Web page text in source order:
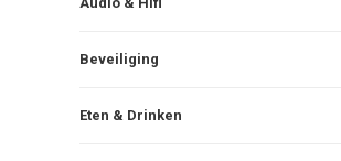
Beveiliging
Eten & Drinken